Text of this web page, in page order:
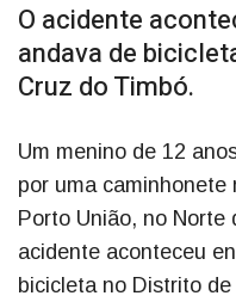
O acidente
andava de
Cruz do Timbó.
Um menino de 12
por uma caminhonete
Porto União, no Norte
acidente aconteceu
bicicleta no Distrito